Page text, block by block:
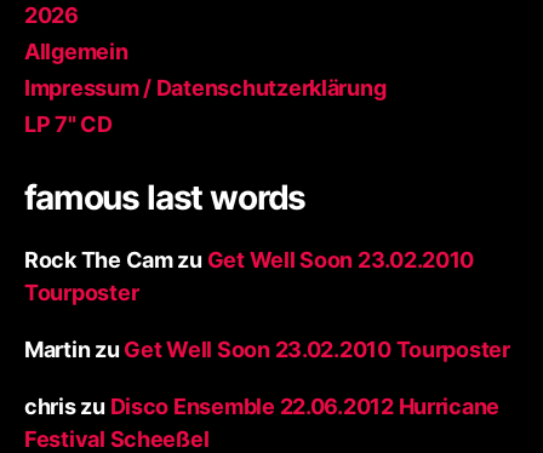
2026
Allgemein
Impressum / Datenschutzerklärung
LP 7" CD
famous last words
Rock The Camzu Get Well Soon 23.02.2010
Tourposter
Martinzu Get Well Soon 23.02.2010 Tourposter
chriszu Disco Ensemble 22.06.2012 Hurricane
Festival Scheeßel